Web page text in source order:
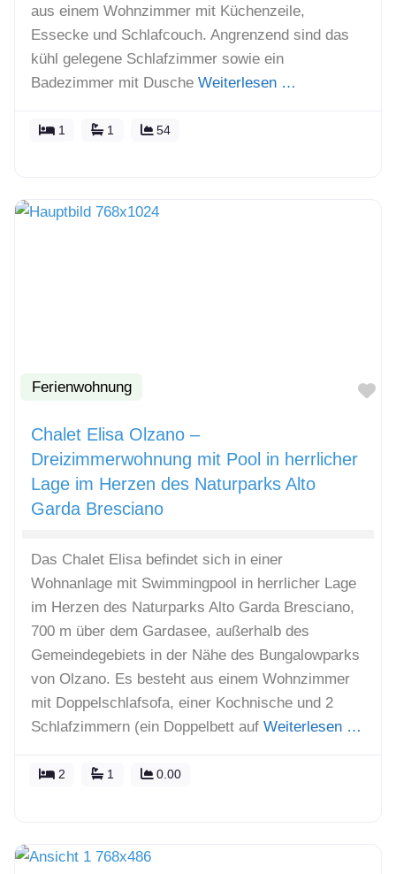
aus einem Wohnzimmer mit Küchenzeile,
Essecke und Schlafcouch. Angrenzend sind das
kühl gelegene Schlafzimmer sowie ein
Badezimmer mit Dusche Weiterlesen …
1 1 54
Ferienwohnung
Chalet Elisa Olzano –
Dreizimmerwohnung mit Pool in herrlicher
Lage im Herzen des Naturparks Alto
Garda Bresciano
Das Chalet Elisa befindet sich in einer
Wohnanlage mit Swimmingpool in herrlicher Lage
im Herzen des Naturparks Alto Garda Bresciano,
700 m über dem Gardasee, außerhalb des
Gemeindegebiets in der Nähe des Bungalowparks
von Olzano. Es besteht aus einem Wohnzimmer
mit Doppelschlafsofa, einer Kochnische und 2
Schlafzimmern (ein Doppelbett auf Weiterlesen …
2 1 0.00